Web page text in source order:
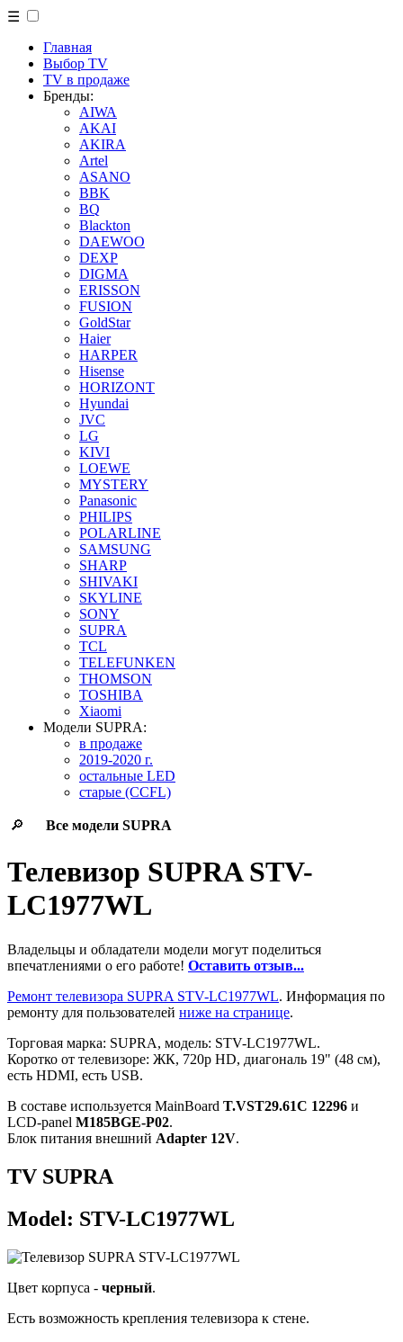
☰
Главная
Выбор TV
TV в продаже
Бренды:
AIWA
AKAI
AKIRA
Artel
ASANO
BBK
BQ
Blackton
DAEWOO
DEXP
DIGMA
ERISSON
FUSION
GoldStar
Haier
HARPER
Hisense
HORIZONT
Hyundai
JVC
LG
KIVI
LOEWE
MYSTERY
Panasonic
PHILIPS
POLARLINE
SAMSUNG
SHARP
SHIVAKI
SKYLINE
SONY
SUPRA
TCL
TELEFUNKEN
THOMSON
TOSHIBA
Xiaomi
Модели SUPRA:
в продаже
2019-2020 г.
остальные LED
старые (CCFL)
🔎 Все модели SUPRA
Телевизор SUPRA STV-
LC1977WL
Владельцы и обладатели модели могут поделиться
впечатлениями о его работе! Оставить отзыв...
Ремонт телевизора SUPRA STV-LC1977WL. Информация по
ремонту для пользователей ниже на странице.
Торговая марка: SUPRA, модель: STV-LC1977WL.
Коротко от телевизоре: ЖК, 720p HD, диагональ 19" (48 см),
есть HDMI, есть USB.
В составе используется MainBoard T.VST29.61C 12296 и
LCD-panel M185BGE-P02.
Блок питания внешний Adapter 12V.
TV SUPRA
Model: STV-LC1977WL
Цвет корпуса - черный.
Есть возможность крепления телевизора к стене.